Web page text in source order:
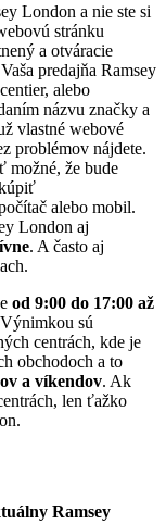
London a nie ste si
stránku
a otváracie
predajňa Ramsey
alebo
názvu značky a
vlastné webové
problémov nájdete.
možné, že bude
alebo mobil.
London aj
. A často aj
od 9:00 do 17:00 až
sú
centrách, kde je
obchodoch a to
a víkendov. Ak
len ťažko
Ramsey